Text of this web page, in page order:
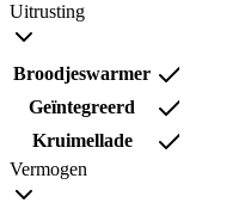
Uitrusting
Broodjeswarmer
Geïntegreerd
Kruimellade
Vermogen